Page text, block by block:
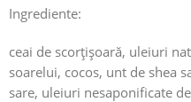
Ingrediente:
ceai de scorţişoară, uleiuri
soarelui, cocos, unt de shea
sare, uleiuri nesaponificate